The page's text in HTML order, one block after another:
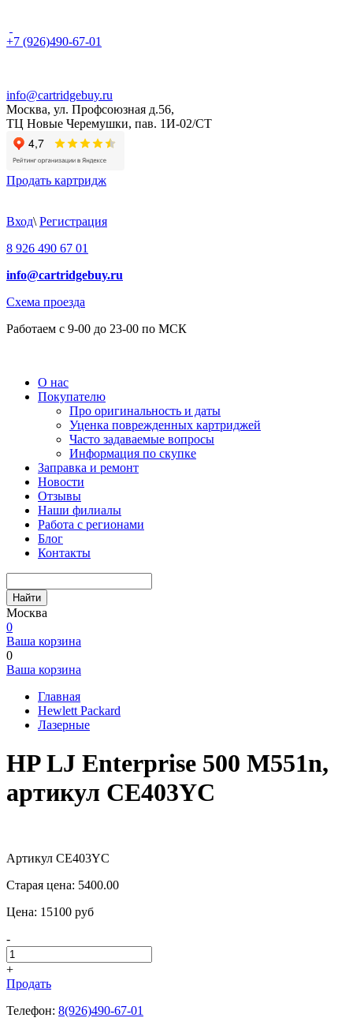
+7 (926)490-67-01
info@cartridgebuy.ru
Москва, ул. Профсоюзная д.56,
ТЦ Новые Черемушки, пав. 1И-02/СТ
Продать картридж
Вход\ Регистрация
8 926 490 67 01
info@cartridgebuy.ru
Схема проезда
Работаем с 9-00 до 23-00 по МСК
О нас
Покупателю
Про оригинальность и даты
Уценка поврежденных картриджей
Часто задаваемые вопросы
Информация по скупке
Заправка и ремонт
Новости
Отзывы
Наши филиалы
Работа с регионами
Блог
Контакты
Найти
Москва
0
Ваша корзина
0
Ваша корзина
Главная
Hewlett Packard
Лазерные
HP LJ Enterprise 500 M551n,
артикул CE403YC
Артикул CE403YC
Старая цена: 5400.00
Цена: 15100 pуб
-
+
Продать
Телефон: 8(926)490-67-01